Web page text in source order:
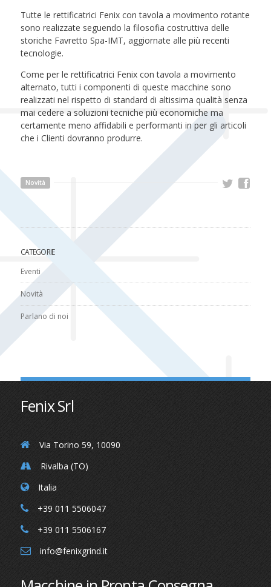
Tutte le rettificatrici Fenix con tavola a movimento rotante
sono realizzate seguendo la filosofia costruttiva delle
storiche Favretto Spa-IMT, aggiornate alle più recenti
tecnologie.
Come per le rettificatrici Fenix con tavola a movimento
alternato, tutti i componenti di queste macchine sono
realizzati nel rispetto di standard di altissima qualità senza
mai cedere a soluzioni tecniche più economiche ma
certamente meno affidabili e performanti in per gli articoli
che i Clienti dovranno produrre.
Novità
CATEGORIE
Eventi
Novità
Parlano di noi
Fenix Srl
Via Torino 59, 10090
Rivalba (TO)
Italia
+39 011 5506047
+39 011 5506167
info@fenixgrind.it